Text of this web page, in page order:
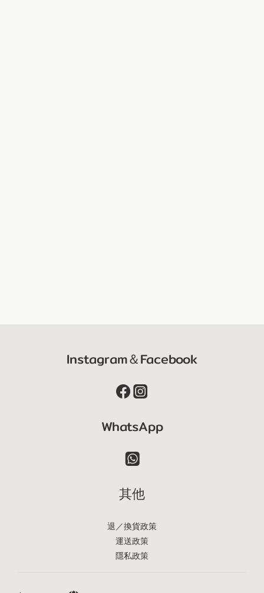
Instagram＆Facebook
WhatsApp
其他
退／換貨政策
運送政策
隱私政策